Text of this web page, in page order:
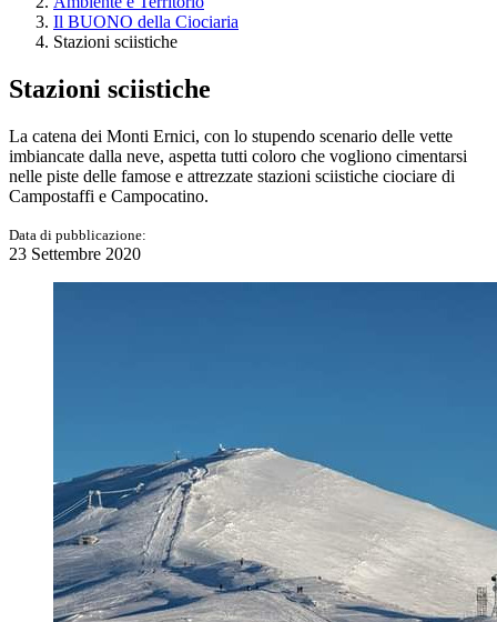
Il BUONO della Ciociaria
Stazioni sciistiche
Stazioni sciistiche
La catena dei Monti Ernici, con lo stupendo scenario delle vette
imbiancate dalla neve, aspetta tutti coloro che vogliono cimentarsi
nelle piste delle famose e attrezzate stazioni sciistiche ciociare di
Campostaffi e Campocatino.
Data di pubblicazione:
23 Settembre 2020